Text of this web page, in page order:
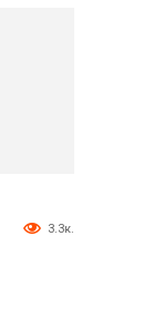
3.3к.